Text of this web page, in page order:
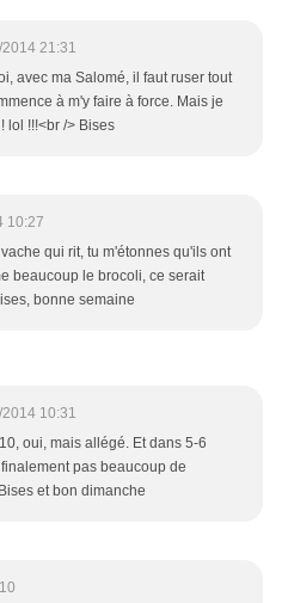
21:31
avec ma Salomé, il faut ruser tout
à m'y faire à force. Mais je
lol !!!<br /> Bises
10:27
qui rit, tu m'étonnes qu'ils ont
beaucoup le brocoli, ce serait
bonne semaine
10:31
oui, mais allégé. Et dans 5-6
pas beaucoup de
et bon dimanche